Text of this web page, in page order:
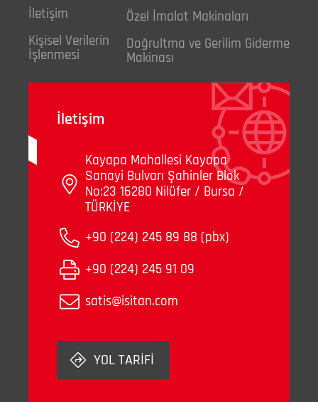
İletişim
Kişisel Verilerin
İşlenmesi
Özel İmalat Makinaları
Doğrultma ve Gerilim Giderme
Makinası
İletişim
Kayapa Mahallesi Kayapa
Sanayi Bulvarı Şahinler Blok
No:23 16280 Nilüfer / Bursa /
TÜRKİYE
+90 (224) 245 89 88 (pbx)
+90 (224) 245 91 09
satis@isitan.com
YOL TARİFİ